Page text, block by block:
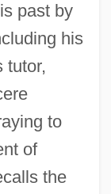
past by
his
tutor,
to
of
the